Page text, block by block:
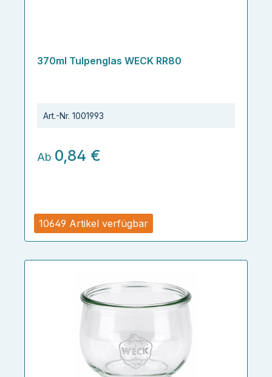
10649 Artikel verfügbar
370ml Tulpenglas WECK RR80
Art.-Nr. 1001993
Ab 0,84 €